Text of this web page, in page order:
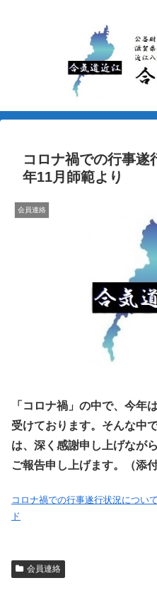
コロナ禍での行事
年11月師範より
会員連絡
「コロナ禍」の中で、今年
受けております。そんな中
は、深く感謝申し上げなが
ご報告申し上げます。（添
コロナ禍での行事遂行状況につい
ド
会員連絡